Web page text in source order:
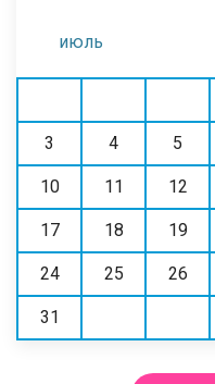
июль
3 4 5
10 11 12
17 18 19
24 25 26
31